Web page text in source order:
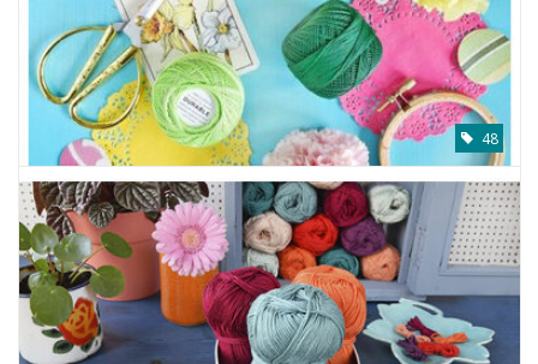
48